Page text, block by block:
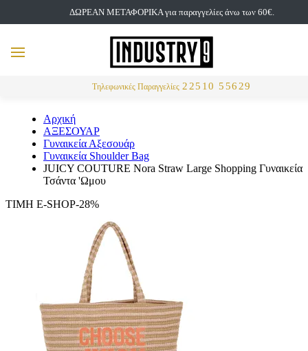
ΔΩΡΕΑΝ ΜΕΤΑΦΟΡΙΚΑ για παραγγελίες άνω των 60€.
Τηλεφωνικές Παραγγελίες 22510 55629
MENU
Αρχική
ΑΞΕΣΟΥΑΡ
Γυναικεία Αξεσουάρ
Γυναικεία Shoulder Bag
JUICY COUTURE Nora Straw Large Shopping Γυναικεία
Τσάντα 'Ωμου
ΤΙΜΗ E-SHOP-28%